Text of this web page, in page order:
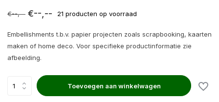
€--,-- €--,-- 21 producten op voorraad
Embellishments t.b.v. papier projecten zoals scrapbooking, kaarten
maken of home deco. Voor specifieke productinformatie zie
afbeelding.
Toevoegen aan winkelwagen